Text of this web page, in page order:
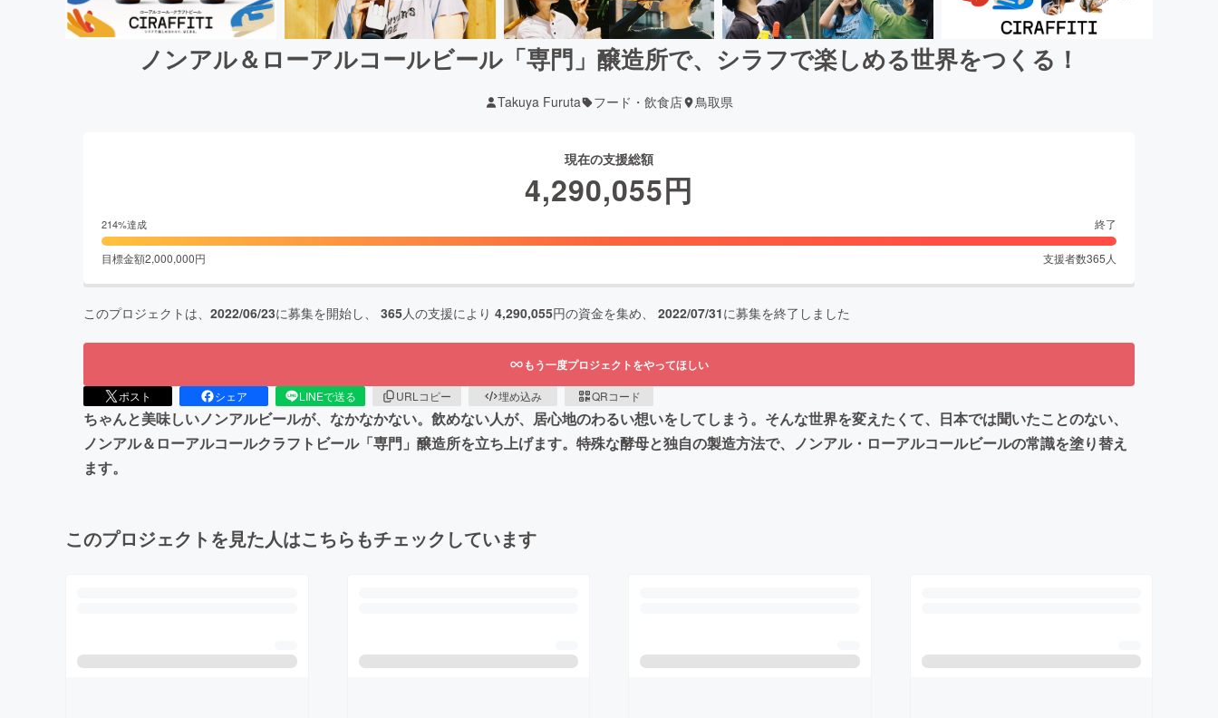
ノンアル＆ローアルコールビール「専門」醸造所で、シラフで楽しめる世界をつくる！
Takuya Furuta フード・飲食店 鳥取県
現在の支援総額
4,290,055円
214%達成 終了
目標金額2,000,000円 支援者数365 人
このプロジェクトは、 2022/06/23に募集を開始し、 365人の支援により 4,290,055円の資金を集め、 2022/07/31に募集を終了しました
もう一度プロジェクトをやってほしい
ポスト シェア LINEで送る URLコピー 埋め込み QRコード
ちゃんと美味しいノンアルビールが、なかなかない。飲めない人が、居心地のわるい想いをしてしまう。そんな世界を変えたくて、日本では聞いたことのない、
ノンアル＆ローアルコールクラフトビール「専門」醸造所を立ち上げます。特殊な酵母と独自の製造方法で、ノンアル・ローアルコールビールの常識を塗り替え
ます。
このプロジェクトを見た人はこちらもチェックしています